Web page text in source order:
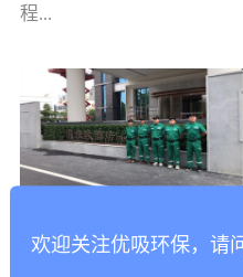
空气治理项目顺利启航，
程...
案例【深圳安居乐寓】室
内空气治理项目深圳安居
乐寓 深圳市安居乐寓
标杆——优吸环保·标杆之
优吸环保·除甲醛工程案
欢迎关注优吸环保，请